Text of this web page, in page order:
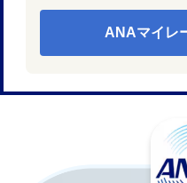
ANAマイレ